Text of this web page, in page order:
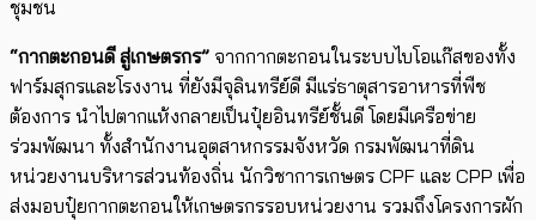
ชุมชน
“กากตะกอนดี สู่เกษตรกร” จากกากตะกอนในระบบไบโอแก๊สของทั้ง
ฟาร์มสุกรและโรงงาน ที่ยังมีจุลินทรีย์ดี มีแร่ธาตุสารอาหารที่พืช
ต้องการ นำไปตากแห้งกลายเป็นปุ๋ยอินทรีย์ชั้นดี โดยมีเครือข่าย
ร่วมพัฒนา ทั้งสำนักงานอุตสาหกรรมจังหวัด กรมพัฒนาที่ดิน
หน่วยงานบริหารส่วนท้องถิ่น นักวิชาการเกษตร CPF และ CPP เพื่อ
ส่งมอบปุ๋ยกากตะกอนให้เกษตรกรรอบหน่วยงาน รวมถึงโครงการผัก